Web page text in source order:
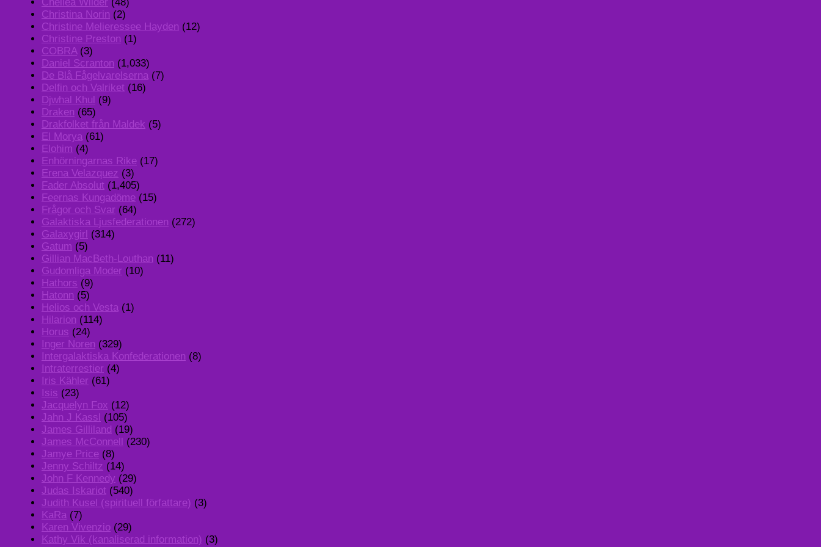
Christina Norin (2)
Christine Melieressee Hayden (12)
Christine Preston (1)
COBRA(3)
Daniel Scranton (1,033)
De Blå Fågelvarelserna (7)
Delfin och Valriket (16)
Djwhal Khul (9)
Draken (65)
Drakfolket från Maldek (5)
El Morya (61)
Elohim (4)
Enhörningarnas Rike (17)
Erena Velazquez (3)
Fader Absolut (1,405)
Feernas Kungadöme (15)
Frågor och Svar (64)
Galaktiska Ljusfederationen (272)
Galaxygirl (314)
Gatum (5)
Gillian MacBeth-Louthan (11)
Gudomliga Moder (10)
Hathors (9)
Hatonn (5)
Helios och Vesta (1)
Hilarion (114)
Horus (24)
Inger Noren (329)
Intergalaktiska Konfederationen (8)
Intraterrestier (4)
Iris Kähler (61)
Isis (23)
Jacquelyn Fox (12)
Jahn J Kassl (105)
James Gilliland (19)
James McConnell (230)
Jamye Price (8)
Jenny Schiltz (14)
John F Kennedy (29)
Judas Iskariot (540)
Judith Kusel (spirituell författare) (3)
KaRa (7)
Karen Vivenzio (29)
Kathy Vik (kanaliserad information) (3)